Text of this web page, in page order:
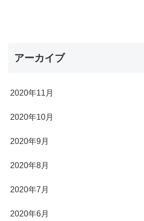
アーカイブ
2020年11月
2020年10月
2020年9月
2020年8月
2020年7月
2020年6月